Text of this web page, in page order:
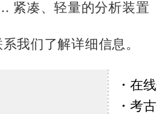
紧凑、轻量的分析装置
我们了解详细信息。
・在
・考